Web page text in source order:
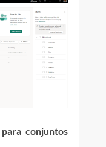
conjuntos